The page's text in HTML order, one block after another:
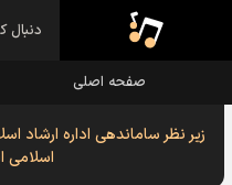
صفحه اصلی
زیر نظر ساماندهی اداره ارشاد
اسلامی